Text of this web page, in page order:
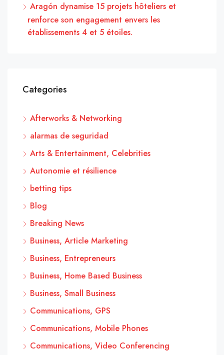
Aragón dynamise 15 projets hôteliers et
renforce son engagement envers les
établissements 4 et 5 étoiles.
Categories
Afterworks & Networking
alarmas de seguridad
Arts & Entertainment, Celebrities
Autonomie et résilience
betting tips
Blog
Breaking News
Business, Article Marketing
Business, Entrepreneurs
Business, Home Based Business
Business, Small Business
Communications, GPS
Communications, Mobile Phones
Communications, Video Conferencing